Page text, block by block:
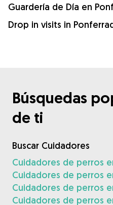
Guardería de Día en
Drop in visits in
Búsquedas
de ti
Buscar Cuidadores
Cuidadores de perros
Cuidadores de perros
Cuidadores de perros
Cuidadores de perros